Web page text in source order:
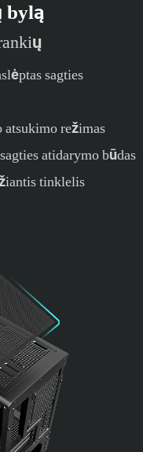
bylą
sagties
režimas
atidarymo būdas
tinklelis